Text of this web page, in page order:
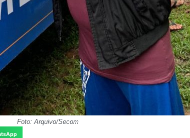
Foto: Arquivo/Secom